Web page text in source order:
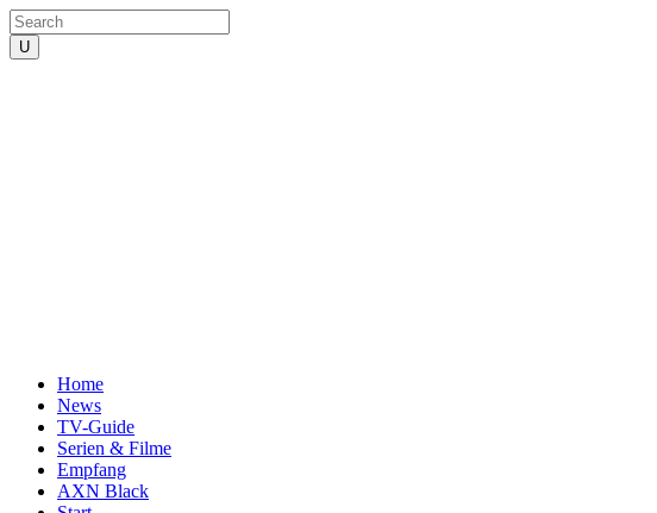
Home
News
TV-Guide
Serien & Filme
Empfang
AXN Black